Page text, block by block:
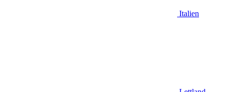
Italien